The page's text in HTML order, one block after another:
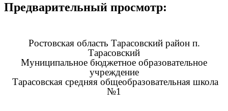
Предварительный просмотр:
Ростовская область Тарасовский район п.
Тарасовский
Муниципальное бюджетное образовательное
учреждение
Тарасовская средняя общеобразовательная школа
№1